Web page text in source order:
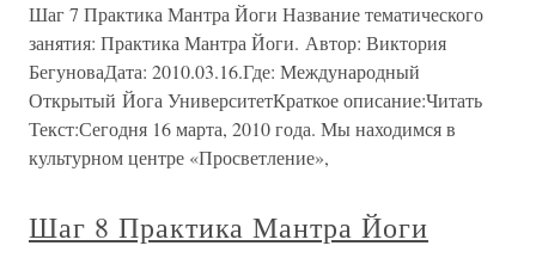
Шаг 7 Практика Мантра Йоги Название тематического
занятия: Практика Мантра Йоги. Автор: Виктория
БегуноваДата: 2010.03.16.Где: Международный
Открытый Йога УниверситетКраткое описание:Читать
Текст:Сегодня 16 марта, 2010 года. Мы находимся в
культурном центре «Просветление»,
Шаг 8 Практика Мантра Йоги